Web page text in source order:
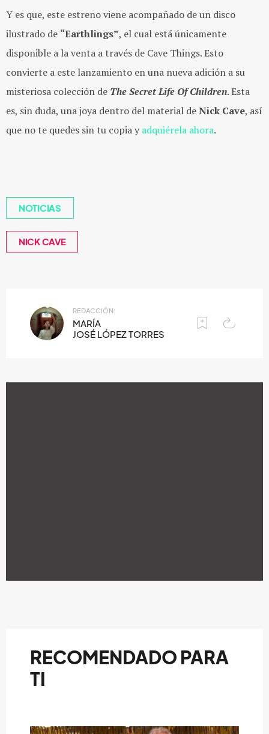
Y es que, este estreno viene acompañado de un disco
ilustrado de “Earthlings”, el cual está únicamente
disponible a la venta a través de Cave Things. Esto
convierte a este lanzamiento en una nueva adición a su
misteriosa colección de The Secret Life Of Children. Esta
es, sin duda, una joya dentro del material deNick Cave, así
que no te quedes sin tu copia y adquiérela ahora.
NOTICIAS
NICK CAVE
REDACCIÓN:
MARÍA
JOSÉ LÓPEZ TORRES
RECOMENDADO PARA
TI